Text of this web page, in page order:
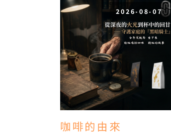
2026-08-07
咖啡的由來